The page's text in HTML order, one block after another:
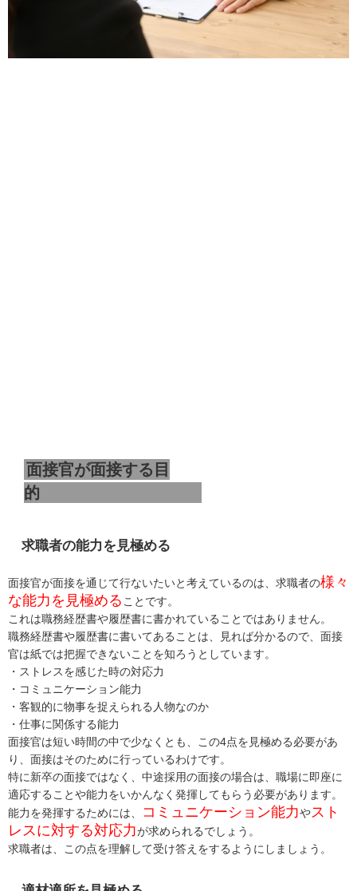
面接官が面接する目
的
求職者の能力を見極める
面接官が面接を通じて行ないたいと考えているのは、求職者の様々
な能力を見極める ことです。
これは職務経歴書や履歴書に書かれていることではありません。
職務経歴書や履歴書に書いてあることは、見れば分かるので、面接
官は紙では把握できないことを知ろうとしています。
・ストレスを感じた時の対応力
・コミュニケーション能力
・客観的に物事を捉えられる人物なのか
・仕事に関係する能力
面接官は短い時間の中で少なくとも、この4点を見極める必要があ
り、面接はそのために行っているわけです。
特に新卒の面接ではなく、中途採用の面接の場合は、職場に即座に
適応することや能力をいかんなく発揮してもらう必要があります。
能力を発揮するためには、
コミュニケーション能力や スト
レスに対する対応力が求められるでしょう。
求職者は、この点を理解して受け答えをするようにしましょう。